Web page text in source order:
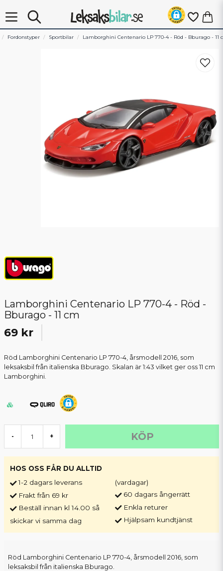
Fordonstyper Sportbilar Lamborghini Centenario LP 770-4 - Röd - Bburago - 11
Lamborghini Centenario LP 770-4 - Röd -
Bburago - 11 cm
69 kr
Röd Lamborghini Centenario LP 770-4, årsmodell 2016, som
leksaksbil från italienska Bburago. Skalan är 1:43 vilket ger oss 11 cm
Lamborghini.
- + KÖP
HOS OSS FÅR DU ALLTID
1-2 dagars leverans
Frakt från 69 kr
Beställ innan kl 14.00 så
skickar vi samma dag
(vardagar)
60 dagars ångerrätt
Enkla returer
Hjälpsam kundtjänst
Röd Lamborghini Centenario LP 770-4, årsmodell 2016, som
leksaksbil från italienska Bburago.